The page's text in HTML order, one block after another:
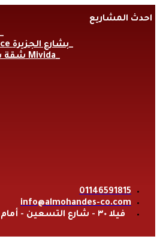
to
احدث المشاريع
فيلا كومبوند Grand Residence بشارع الجزيرة
شقة شارع التسعين امام كومبوند Mivida
01146591815
info@almohandes-co.com
فيلا ٣٠ - شارع التسعين - أمام مستشفى الجوى